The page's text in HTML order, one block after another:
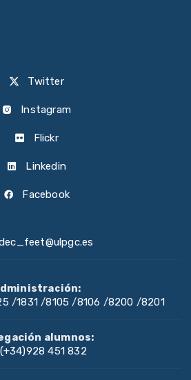
Twitter
Instagram
Flickr
Linkedin
Facebook
/1831/8105 /8106 /8200 /8201
alumnos:
(+34)928 451 832